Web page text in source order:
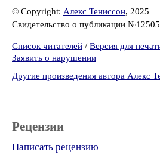
© Copyright: Алекс Тениссон, 2025
Свидетельство о публикации
Список читателей / Версия для
Заявить о нарушении
Другие произведения автора Алекс
Рецензии
Написать рецензию